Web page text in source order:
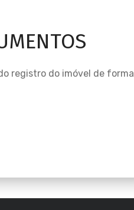
registro do imóvel de forma